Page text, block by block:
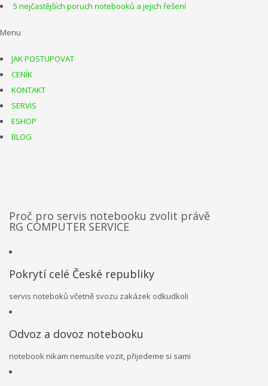
5 nejčastějších poruch notebooků a jejich řešení
Menu
JAK POSTUPOVAT
CENÍK
KONTAKT
SERVIS
ESHOP
BLOG
Proč pro servis notebooku zvolit právě
RG COMPUTER SERVICE
Pokrytí celé České republiky
servis noteboků včetně svozu zakázek odkudkoli
Odvoz a dovoz notebooku
notebook nikam nemusíte vozit, přijedeme si sami